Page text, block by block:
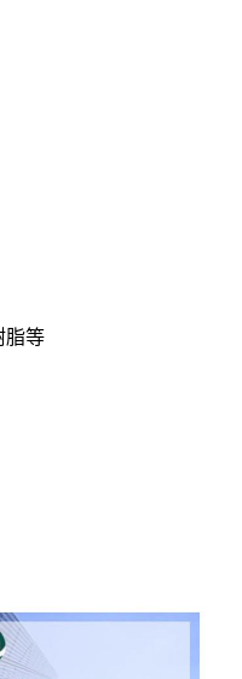
脂等